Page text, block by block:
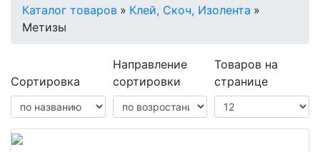
Каталог товаров » Клей, Скоч, Изолента »
Метизы
Сортировка
Направление
сортировки
Товаров на
странице